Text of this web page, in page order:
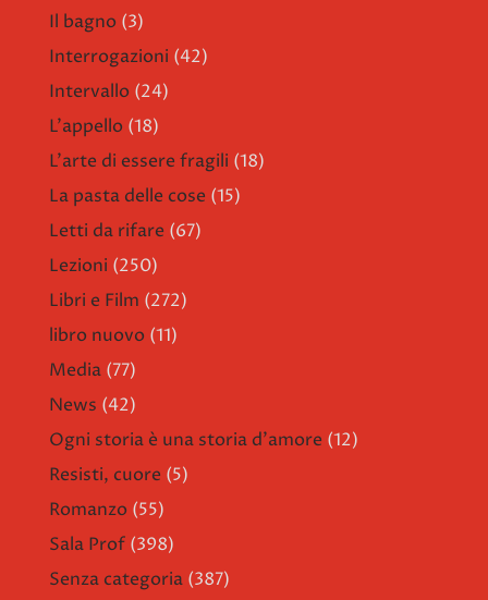
Il bagno (3)
Interrogazioni (42)
Intervallo (24)
L'appello (18)
L'arte di essere fragili (18)
La pasta delle cose (15)
Letti da rifare (67)
Lezioni (250)
Libri e Film (272)
libro nuovo (11)
Media (77)
News (42)
Ogni storia è una storia d'amore (12)
Resisti, cuore (5)
Romanzo (55)
Sala Prof (398)
Senza categoria (387)